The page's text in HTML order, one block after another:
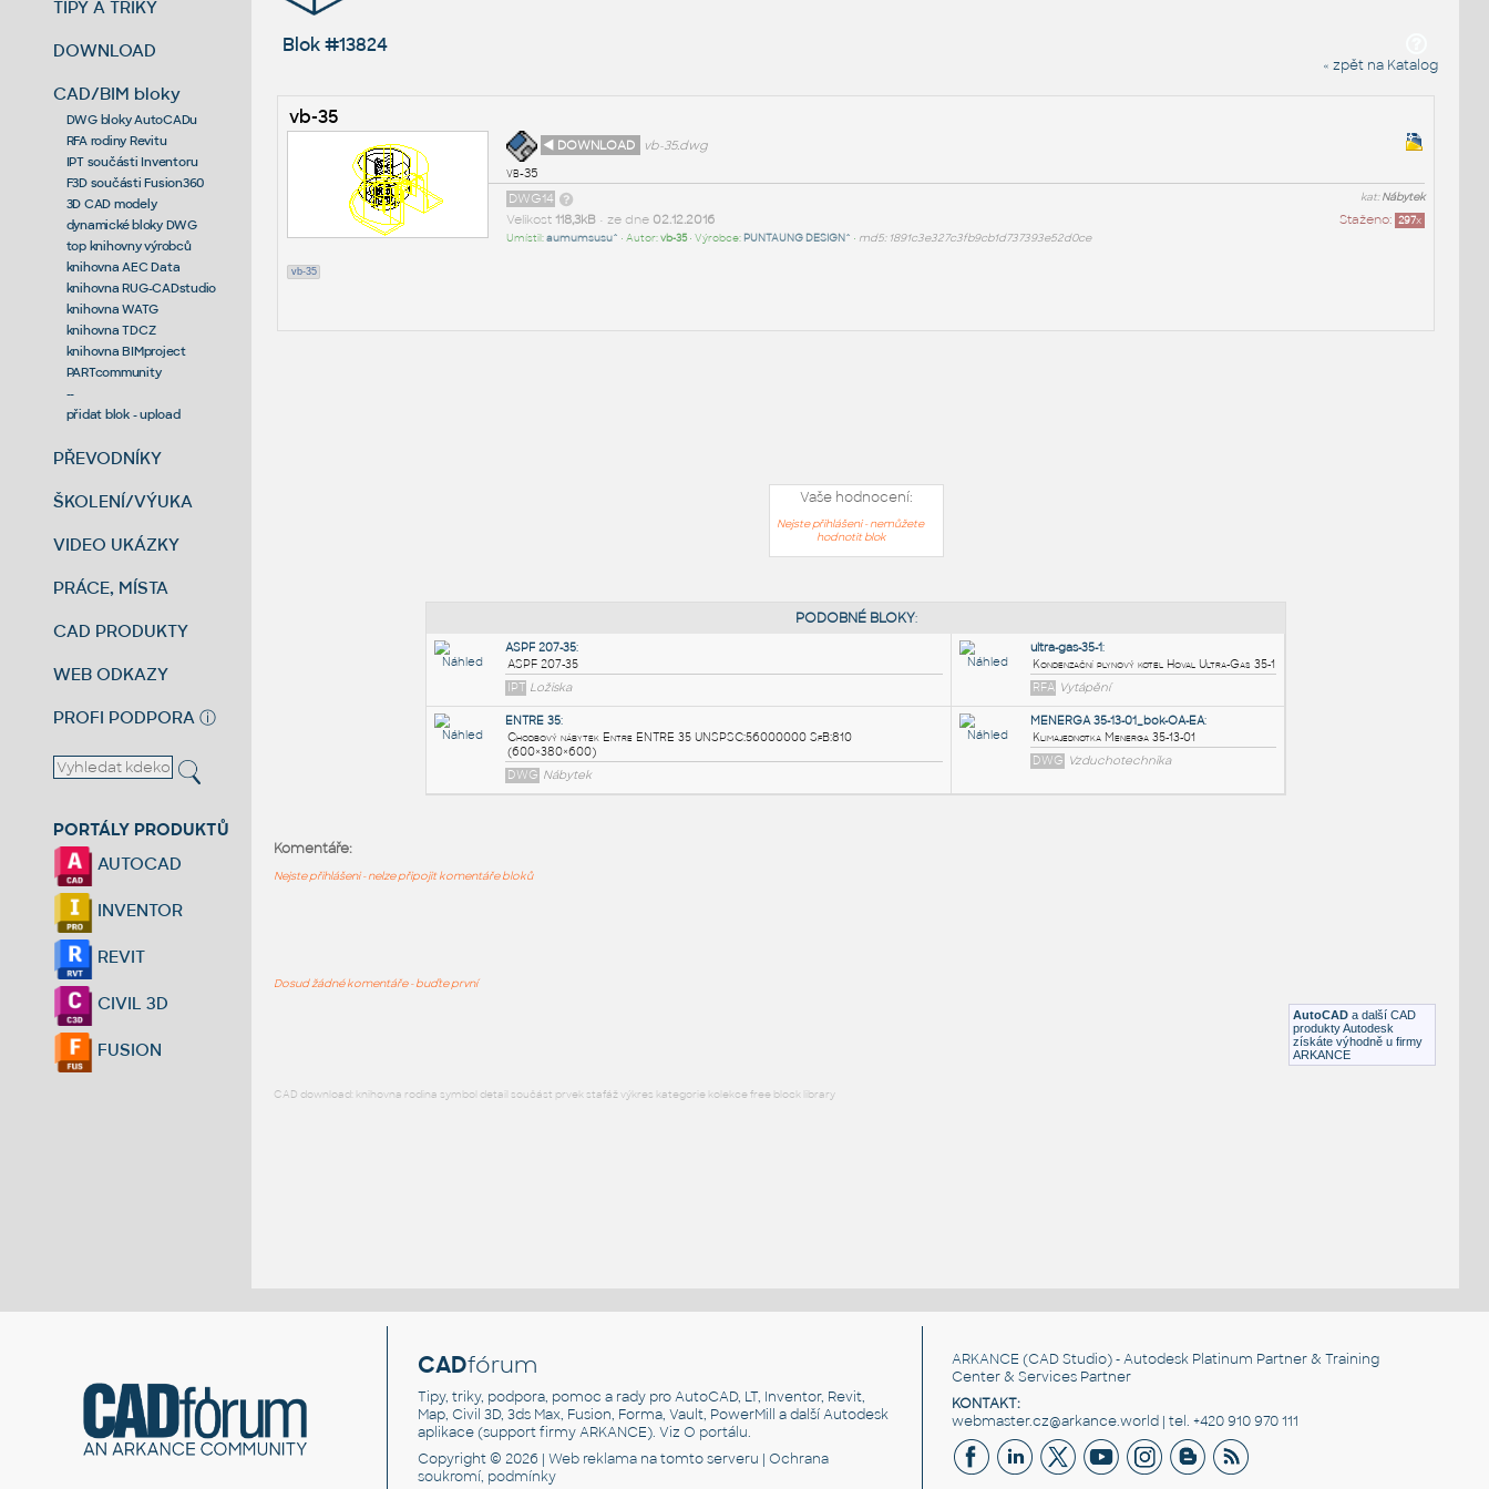
TIPY A TRIKY
DOWNLOAD
CAD/BIM bloky
DWG bloky AutoCADu
RFA rodiny Revitu
IPT součásti Inventoru
F3D součásti Fusion360
3D CAD modely
dynamické bloky DWG
top knihovny výrobců
knihovna AEC Data
knihovna RUG-CADstudio
knihovna WATG
knihovna TDCZ
knihovna BIMproject
PARTcommunity
--
přidat blok - upload
PŘEVODNÍKY
ŠKOLENÍ/VÝUKA
VIDEO UKÁZKY
PRÁCE, MÍSTA
CAD PRODUKTY
WEB ODKAZY
PROFI PODPORA ⓘ
PORTÁLY PRODUKTŮ
AUTOCAD
INVENTOR
REVIT
CIVIL 3D
FUSION
Blok #13824
« zpět na Katalog
vb-35
◄ DOWNLOAD
vb-35.dwg
vb-35
kat:Nábytek
DWG14
Staženo: 297x
Velikost 118,3kB• ze dne 02.12.2016
Umístil:aumumsusu^ • Autor:vb-35• Výrobce: PUNTAUNG DESIGN^ • md5: 1891c3e327c3fb9cb1d737393e52d0ce
vb-35
Vaše hodnocení:
Nejste přihlášeni - nemůžete
hodnotit blok
AutoCAD a další CAD
produkty Autodesk
získáte výhodně u firmy
ARKANCE
Komentáře:
Nejste přihlášeni - nelze připojit komentáře bloků
Dosud žádné komentáře - buďte první
CAD download: knihovna rodina symbol detail součást prvek stafáž výkres kategorie kolekce free block library
CADfórum
Tipy, triky, podpora, pomoc a rady pro AutoCAD, LT, Inventor, Revit,
Map, Civil 3D, 3ds Max, Fusion, Forma, Vault, PowerMill a další Autodesk
aplikace (support firmy ARKANCE). VizO portálu.
Copyright © 2026 |Web reklama na tomto serveru |Ochrana
soukromí, podmínky
ARKANCE (CAD Studio) - Autodesk Platinum Partner & Training
Center & Services Partner
KONTAKT:
webmaster.cz@arkance.world | tel. +420 910 970 111